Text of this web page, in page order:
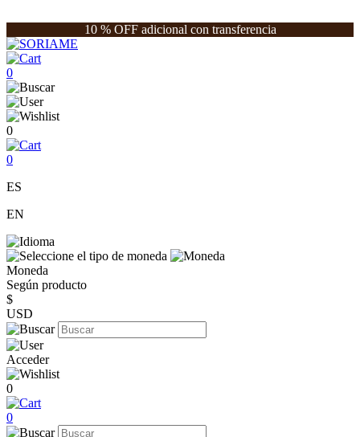
10 % OFF adicional con transferencia
0
0
0
ES
EN
Moneda
Según producto
$
USD
Acceder
0
0